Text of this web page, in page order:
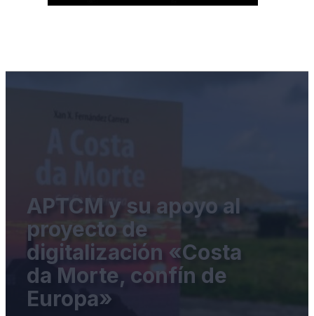
APTCM y su apoyo al
proyecto de
digitalización «Costa
da Morte, confín de
Europa»